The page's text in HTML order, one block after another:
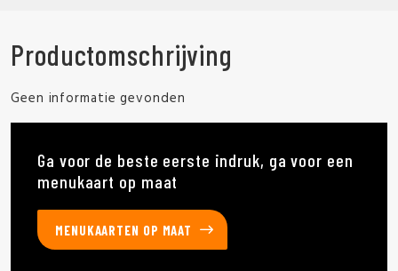
Productomschrijving
Geen informatie gevonden
Ga voor de beste eerste indruk, ga voor een
menukaart op maat
MENUKAARTEN OP MAAT